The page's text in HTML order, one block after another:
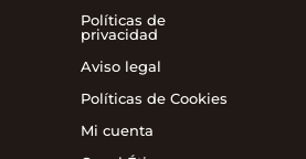
Políticas de
privacidad
Aviso legal
Políticas de Cookies
Mi cuenta